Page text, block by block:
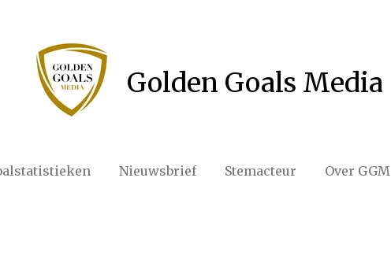
Golden Goals Media
Nieuwsbrief Stemacteur Over GGM